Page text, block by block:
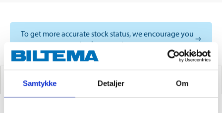
Samtykke Detaljer Om
To get more accurate stock status, we encourage you
to choose a store
AUDIO ADAPTERS